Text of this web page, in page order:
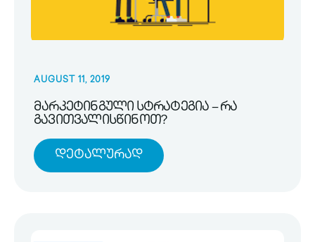
AUGUST 11, 2019
მარკეტინგული სტრატეგია – რა
გავითვალისწინოთ?
Დეტალურად